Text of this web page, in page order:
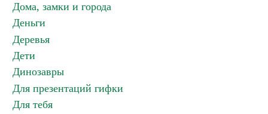
Дома, замки и города
Деньги
Деревья
Дети
Динозавры
Для презентаций гифки
Для тебя